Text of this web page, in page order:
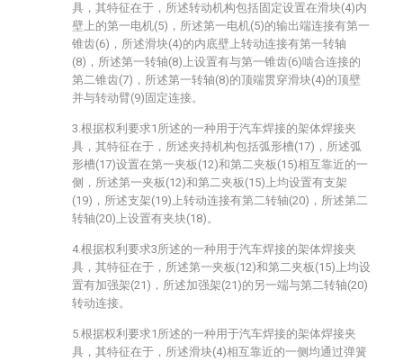
具，其特征在于，所述转动机构包括固定设置在滑块(4)内
壁上的第一电机(5)，所述第一电机(5)的输出端连接有第一
锥齿(6)，所述滑块(4)的内底壁上转动连接有第一转轴
(8)，所述第一转轴(8)上设置有与第一锥齿(6)啮合连接的
第二锥齿(7)，所述第一转轴(8)的顶端贯穿滑块(4)的顶壁
并与转动臂(9)固定连接。
3.根据权利要求1所述的一种用于汽车焊接的架体焊接夹
具，其特征在于，所述夹持机构包括弧形槽(17)，所述弧
形槽(17)设置在第一夹板(12)和第二夹板(15)相互靠近的一
侧，所述第一夹板(12)和第二夹板(15)上均设置有支架
(19)，所述支架(19)上转动连接有第二转轴(20)，所述第二
转轴(20)上设置有夹块(18)。
4.根据权利要求3所述的一种用于汽车焊接的架体焊接夹
具，其特征在于，所述第一夹板(12)和第二夹板(15)上均设
置有加强架(21)，所述加强架(21)的另一端与第二转轴(20)
转动连接。
5.根据权利要求1所述的一种用于汽车焊接的架体焊接夹
具，其特征在于，所述滑块(4)相互靠近的一侧均通过弹簧